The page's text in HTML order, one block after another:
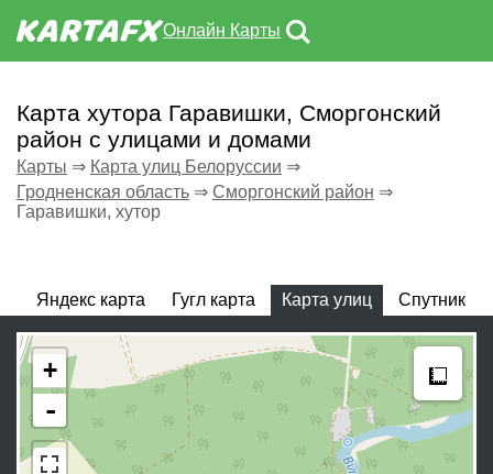
Онлайн Карты
Карта хутора Гаравишки, Сморгонский
район с улицами и домами
Карты ⇒ Карта улиц Белоруссии ⇒
Гродненская область ⇒ Сморгонский район ⇒
Гаравишки, хутор
Яндекс карта Гугл карта Карта улиц Спутник
+
-